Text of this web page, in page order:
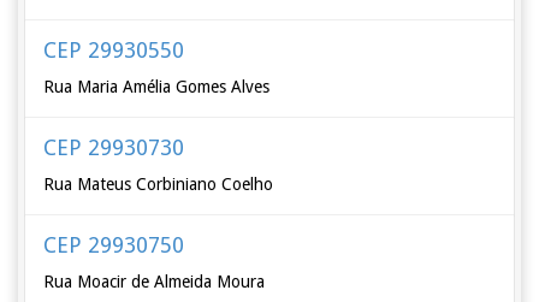
CEP 29930550
Rua Maria Amélia Gomes Alves
CEP 29930730
Rua Mateus Corbiniano Coelho
CEP 29930750
Rua Moacir de Almeida Moura